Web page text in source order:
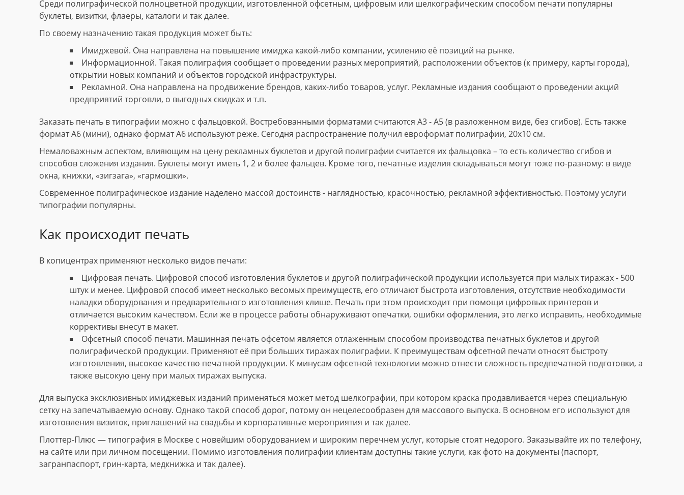
Среди полиграфической полноцветной продукции, изготовленной офсетным, цифровым или шелкографическим способом печати популярны
буклеты, визитки, флаеры, каталоги и так далее.
По своему назначению такая продукция может быть:
Имиджевой. Она направлена на повышение имиджа какой-либо компании, усилению её позиций на рынке.
Информационной. Такая полиграфия сообщает о проведении разных мероприятий, расположении объектов (к примеру, карты города),
открытии новых компаний и объектов городской инфраструктуры.
Рекламной. Она направлена на продвижение брендов, каких-либо товаров, услуг. Рекламные издания сообщают о проведении акций
предприятий торговли, о выгодных скидках и т.п.
Заказать печать в типографии можно с фальцовкой. Востребованными форматами считаются А3 - А5 (в разложенном виде, без сгибов). Есть также
формат А6 (мини), однако формат А6 используют реже. Сегодня распространение получил евроформат полиграфии, 20х10 см.
Немаловажным аспектом, влияющим на цену рекламных буклетов и другой полиграфии считается их фальцовка – то есть количество сгибов и
способов сложения издания. Буклеты могут иметь 1, 2 и более фальцев. Кроме того, печатные изделия складываться могут тоже по-разному: в виде
окна, книжки, «зигзага», «гармошки».
Современное полиграфическое издание наделено массой достоинств - наглядностью, красочностью, рекламной эффективностью. Поэтому услуги
типографии популярны.
Как происходит печать
В копицентрах применяют несколько видов печати:
Цифровая печать. Цифровой способ изготовления буклетов и другой полиграфической продукции используется при малых тиражах - 500
штук и менее. Цифровой способ имеет несколько весомых преимуществ, его отличают быстрота изготовления, отсутствие необходимости
наладки оборудования и предварительного изготовления клише. Печать при этом происходит при помощи цифровых принтеров и
отличается высоким качеством. Если же в процессе работы обнаруживают опечатки, ошибки оформления, это легко исправить, необходимые
коррективы внесут в макет.
Офсетный способ печати. Машинная печать офсетом является отлаженным способом производства печатных буклетов и другой
полиграфической продукции. Применяют её при больших тиражах полиграфии. К преимуществам офсетной печати относят быстроту
изготовления, высокое качество печатной продукции. К минусам офсетной технологии можно отнести сложность предпечатной подготовки, а
также высокую цену при малых тиражах выпуска.
Для выпуска эксклюзивных имиджевых изданий применяться может метод шелкографии, при котором краска продавливается через специальную
сетку на запечатываемую основу. Однако такой способ дорог, потому он нецелесообразен для массового выпуска. В основном его используют для
изготовления визиток, приглашений на свадьбы и корпоративные мероприятия и так далее.
Плоттер-Плюс — типография в Москве с новейшим оборудованием и широким перечнем услуг, которые стоят недорого. Заказывайте их по телефону,
на сайте или при личном посещении. Помимо изготовления полиграфии клиентам доступны такие услуги, как фото на документы (паспорт,
загранпаспорт, грин-карта, медкнижка и так далее).